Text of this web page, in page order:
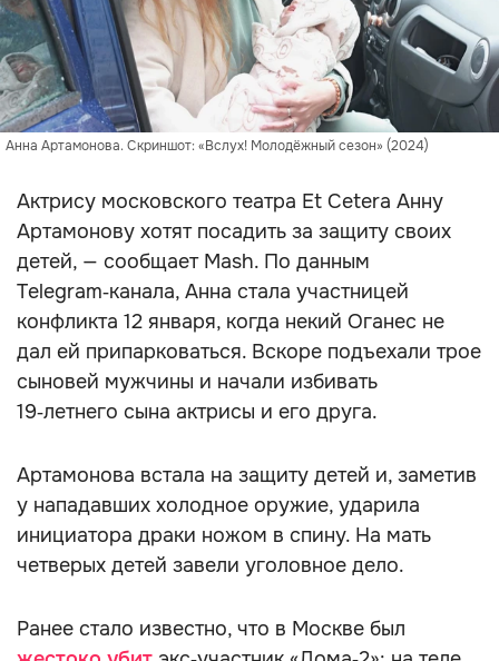
Анна Артамонова. Скриншот: «Вслух! Молодёжный сезон» (2024)
Актрису московского театра Et Cetera Анну
Артамонову хотят посадить за защиту своих
детей, — сообщает Mash. По данным
Telegram‑канала, Анна стала участницей
конфликта 12 января, когда некий Оганес не
дал ей припарковаться. Вскоре подъехали трое
сыновей мужчины и начали избивать
19‑летнего сына актрисы и его друга.
Артамонова встала на защиту детей и, заметив
у нападавших холодное оружие, ударила
инициатора драки ножом в спину. На мать
четверых детей завели уголовное дело.
Ранее стало известно, что в Москве был